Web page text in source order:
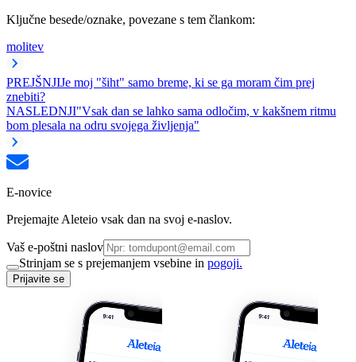
Ključne besede/oznake, povezane s tem člankom:
molitev
PREJŠNJIJe moj "šiht" samo breme, ki se ga moram čim prej
znebiti?
NASLEDNJI"Vsak dan se lahko sama odločim, v kakšnem ritmu
bom plesala na odru svojega življenja"
E-novice
Prejemajte Aleteio vsak dan na svoj e-naslov.
Vaš e-poštni naslov
Strinjam se s prejemanjem vsebine in pogoji.
Prijavite se